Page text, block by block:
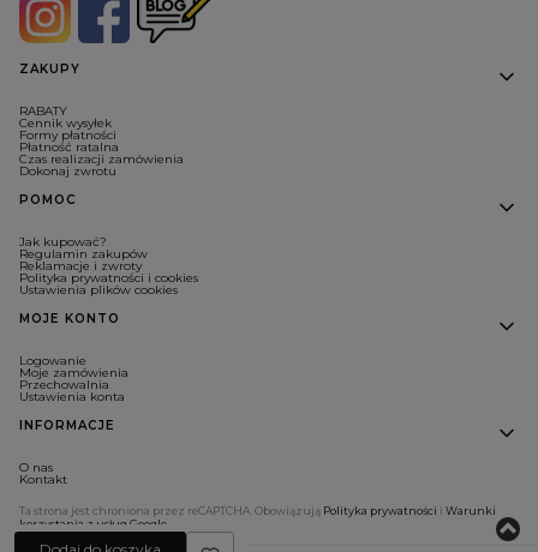
Linki w stopce
ZAKUPY
RABATY
Cennik wysyłek
Formy płatności
Płatność ratalna
Czas realizacji zamówienia
Dokonaj zwrotu
POMOC
Jak kupować?
Regulamin zakupów
Reklamacje i zwroty
Polityka prywatności i cookies
Ustawienia plików cookies
MOJE KONTO
Logowanie
Moje zamówienia
Przechowalnia
Ustawienia konta
INFORMACJE
O nas
Kontakt
Ta strona jest chroniona przez reCAPTCHA. Obowiązują Polityka prywatności i Warunki
korzystania z usług Google